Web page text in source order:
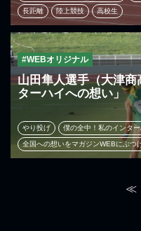
長距離 陸上競技 高校生
#WEBオリジナル
山田隼人選手（大津
ターハイへの想い」
やり投げ 僕の全中！私のインター
全国への想いをマガジンWEBにぶつ
≪